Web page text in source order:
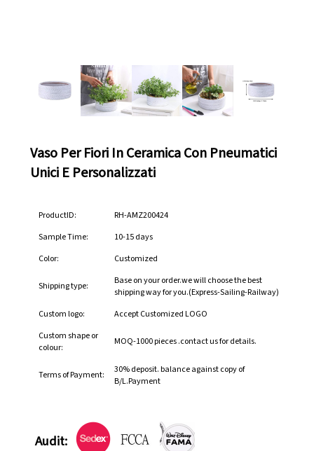
Vaso Per Fiori In Ceramica Con Pneumatici
Unici E Personalizzati
ProductID:
RH-AMZ200424
Sample Time:
10-15 days
Color:
Customized
Shipping type:
Base on your order.we will choose the best
shipping way for you.(Express-Sailing-Railway)
Custom logo:
Accept Customized LOGO
Custom shape or
colour:
MOQ-1000 pieces .contact us for details.
Terms of Payment:
30% deposit. balance against copy of
B/L.Payment
Audit: